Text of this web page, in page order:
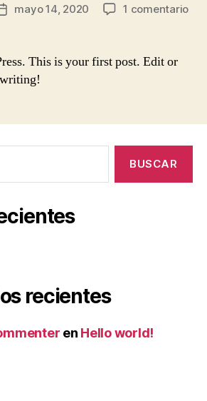
Fecha
entrada
mayo 14, 2020 1 comentarioen
This is your first post. Edit or
recientes
en Hello world!